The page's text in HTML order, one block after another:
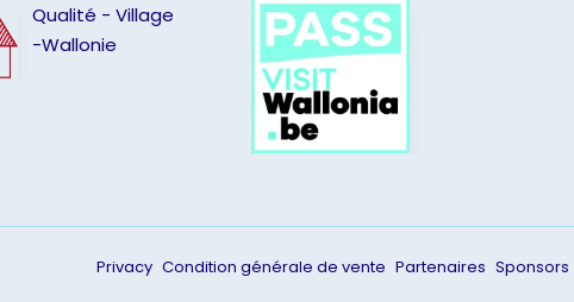
Qualité - Village
-Wallonie
Privacy Condition générale de vente Partenaires Sponsors